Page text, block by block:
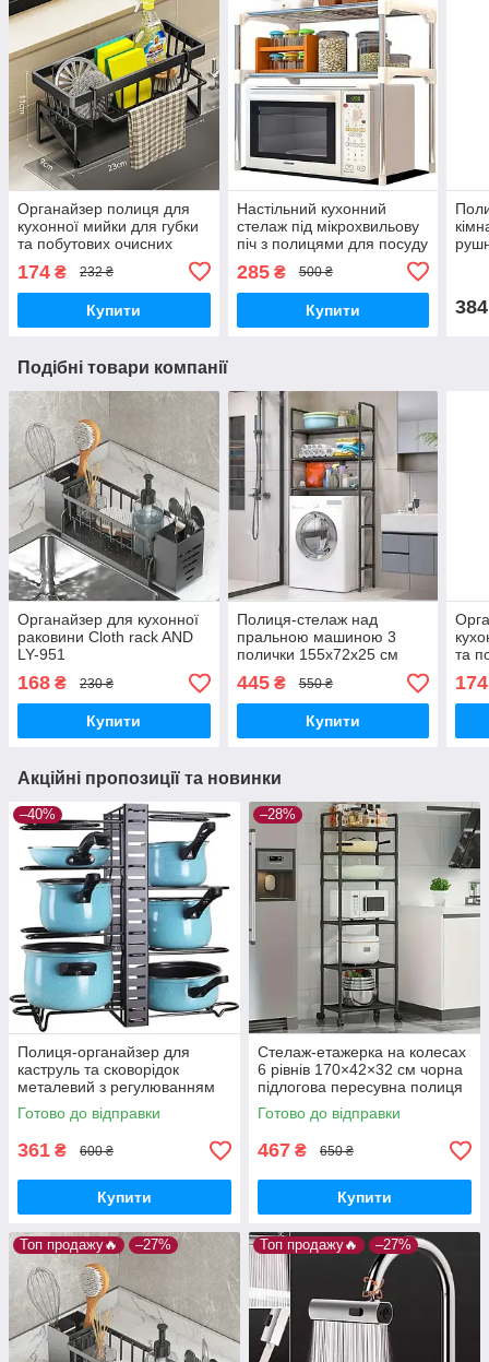
Органайзер полиця для
кухонної мийки для губки
та побутових очисних
174 ₴ 232 ₴
Купити
Настільний кухонний
стелаж під мікрохвильову
піч з полицями для посуду
етажерка для
мікрохвильовки.
285₴ 500 ₴
Купити 384
Подібні товари компанії
Органайзер для кухонної
раковини Cloth rack AND
LY-951
168 ₴ 230 ₴
Купити
Полиця-стелаж над
пральною машиною 3
полички 155х72х25 см
органайзер для ванної
кімнати багаторівнева
445₴ 550 ₴
Купити
та
174
Акційні пропозиції та новинки
–40%
Полиця-органайзер для
каструль та сковорідок
металевий з регулюванням
висоти полиць
Готово до відправки
361 ₴ 600 ₴
Купити
–28%
Стелаж-етажерка на колесах
6 рівнів 170×42×32 см чорна
підлогова пересувна полиця
Готово до відправки
467 ₴ 650 ₴
Купити
Топ продажу🔥 –27% Топ продажу🔥 –27%